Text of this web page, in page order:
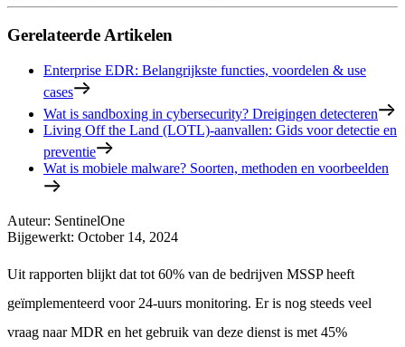
Gerelateerde Artikelen
Enterprise EDR: Belangrijkste functies, voordelen & use
cases
Wat is sandboxing in cybersecurity? Dreigingen detecteren
Living Off the Land (LOTL)-aanvallen: Gids voor detectie en
preventie
Wat is mobiele malware? Soorten, methoden en voorbeelden
Auteur: SentinelOne
Bijgewerkt: October 14, 2024
Uit rapporten blijkt dat tot 60% van de bedrijven MSSP heeft
geïmplementeerd voor 24-uurs monitoring. Er is nog steeds veel
vraag naar MDR en het gebruik van deze dienst is met 45%